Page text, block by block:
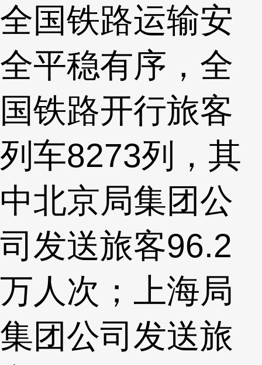
全国铁路运输安
全平稳有序，全
国铁路开行旅客
列车8273列，其
中北京局集团公
司发送旅客96.2
万人次；上海局
集团公司发送旅